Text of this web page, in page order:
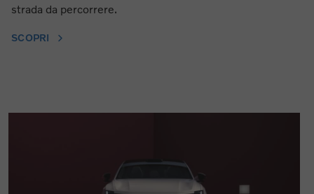
strada da percorrere.
SCOPRI